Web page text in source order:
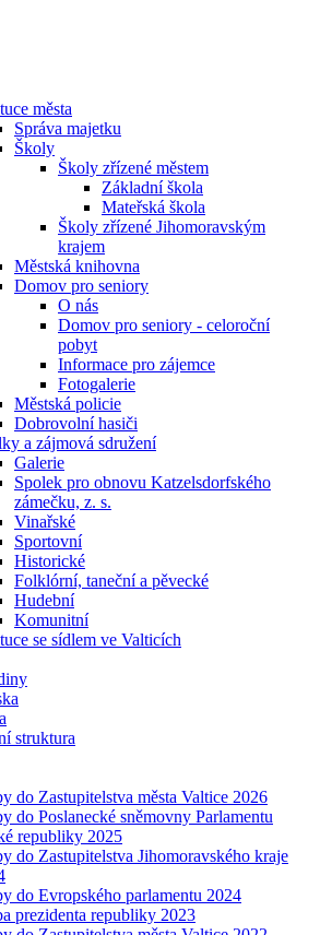
města
Správa majetku
Školy
Školy zřízené městem
Základní škola
Mateřská škola
Školy zřízené Jihomoravským
krajem
Městská knihovna
Domov pro seniory
O nás
Domov pro seniory - celoroční
pobyt
Informace pro zájemce
Fotogalerie
Městská policie
Dobrovolní hasiči
a zájmová sdružení
Galerie
Spolek pro obnovu Katzelsdorfského
zámečku, z. s.
Vinařské
Sportovní
Historické
Folklórní, taneční a pěvecké
Hudební
Komunitní
se sídlem ve Valticích
struktura
do Zastupitelstva města Valtice 2026
do Poslanecké sněmovny Parlamentu
republiky 2025
do Zastupitelstva Jihomoravského kraje
do Evropského parlamentu 2024
prezidenta republiky 2023